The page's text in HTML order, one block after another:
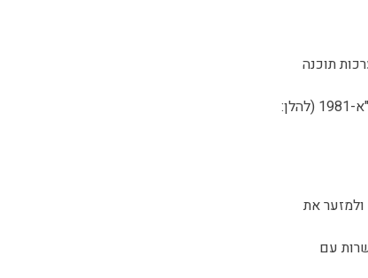
תוכנה
6.2. העברת המידע, ככל שתיעשה, תבוצע בכפוף להוראות הדין, לרבות חוק הגנת הפרטיות, התשמ"א-1981 (להלן:
ולמזער את
עם